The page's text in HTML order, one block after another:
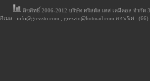
ลิขสิทธิ์ 2006-2012 บริษัท คริสตัล เคส เคมีคอล จำกัด
อีเมล : info@grezzto.com , grezzto@hotmail.com ออฟฟิศ :